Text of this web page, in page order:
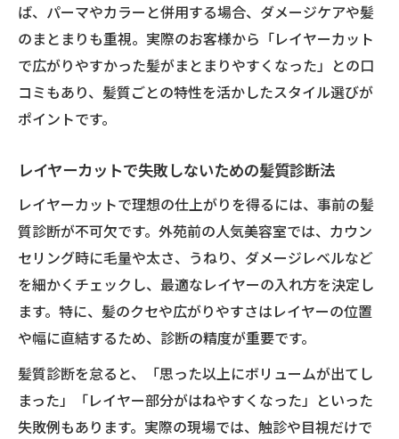
ば、パーマやカラーと併用する場合、ダメージケアや髪
のまとまりも重視。実際のお客様から「レイヤーカット
で広がりやすかった髪がまとまりやすくなった」との口
コミもあり、髪質ごとの特性を活かしたスタイル選びが
ポイントです。
レイヤーカットで失敗しないための髪質診断法
レイヤーカットで理想の仕上がりを得るには、事前の髪
質診断が不可欠です。外苑前の人気美容室では、カウン
セリング時に毛量や太さ、うねり、ダメージレベルなど
を細かくチェックし、最適なレイヤーの入れ方を決定し
ます。特に、髪のクセや広がりやすさはレイヤーの位置
や幅に直結するため、診断の精度が重要です。
髪質診断を怠ると、「思った以上にボリュームが出てし
まった」「レイヤー部分がはねやすくなった」といった
失敗例もあります。実際の現場では、触診や目視だけで